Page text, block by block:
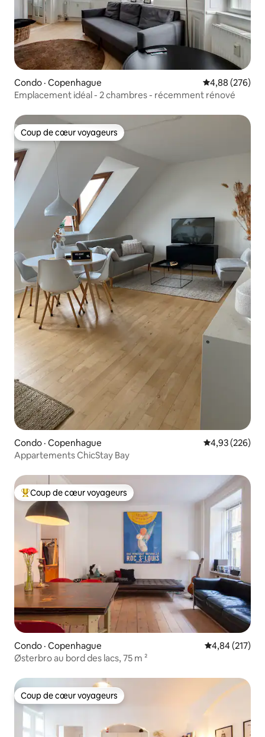
Condo · Copenhague Note
4,88 (276)
Emplacement idéal - 2 chambres - récemment rénové
Coup de cœur voyageurs
Coup de cœur voyageurs
Condo · Copenhague Note
4,93 (226)
Appartements ChicStay Bay
Coup de cœur voyageurs parmi les plus aimés
Coup de cœur voyageurs
Condo · Copenhague Note
4,84 (217)
Østerbro au bord des lacs, 75 m ²
Coup de cœur voyageurs
Coup de cœur voyageurs